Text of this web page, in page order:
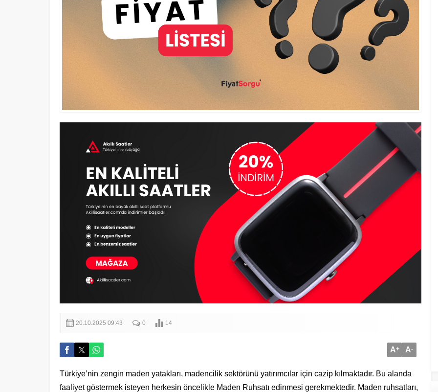
20.10.2025 09:43 0 14
A+ A-
Türkiye’nin zengin maden yatakları, madencilik sektörünü yatırımcılar için cazip kılmaktadır. Bu alanda
faaliyet göstermek isteyen herkesin öncelikle Maden Ruhsatı edinmesi gerekmektedir. Maden ruhsatları,